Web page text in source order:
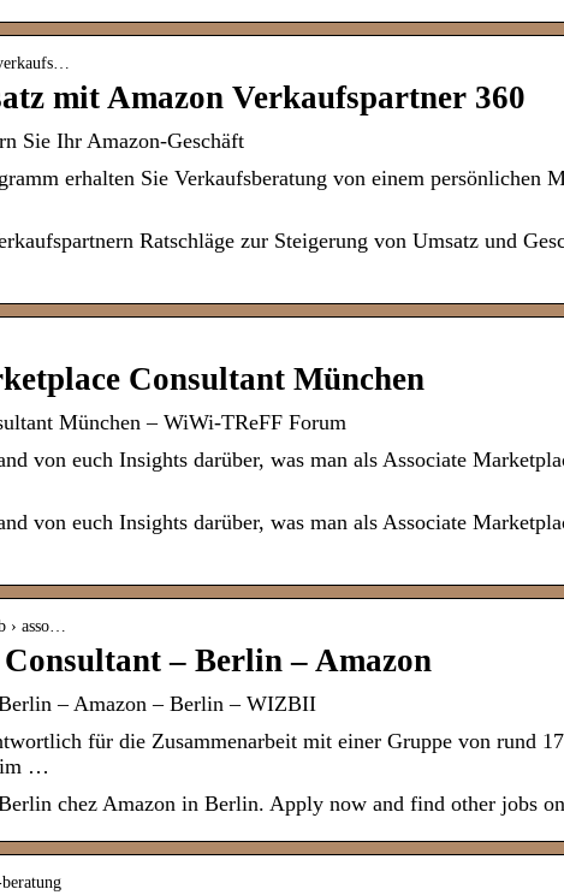
mit Amazon Verkaufspartner 360
Sie Ihr Amazon-Geschäft
erhalten Sie Verkaufsberatung von einem persönlichen
Ratschläge zur Steigerung von Umsatz und
Consultant München
München – WiWi-TReFF Forum
von euch Insights darüber, was man als Associate
von euch Insights darüber, was man als Associate
› asso…
– Berlin – Amazon
– Amazon – Berlin – WIZBII
für die Zusammenarbeit mit einer Gruppe von rund
…
chez Amazon in Berlin. Apply now and find other jobs